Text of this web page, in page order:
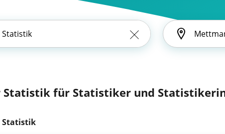
Statistik für Statistiker und
Statistik